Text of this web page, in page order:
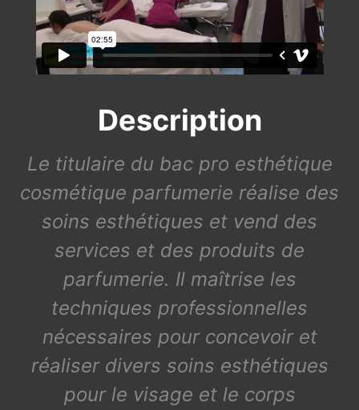
Description
Le titulaire du bac pro esthétique
cosmétique parfumerie réalise des
soins esthétiques et vend des
services et des produits de
parfumerie. Il maîtrise les
techniques professionnelles
nécessaires pour concevoir et
réaliser divers soins esthétiques
pour le visage et le corps